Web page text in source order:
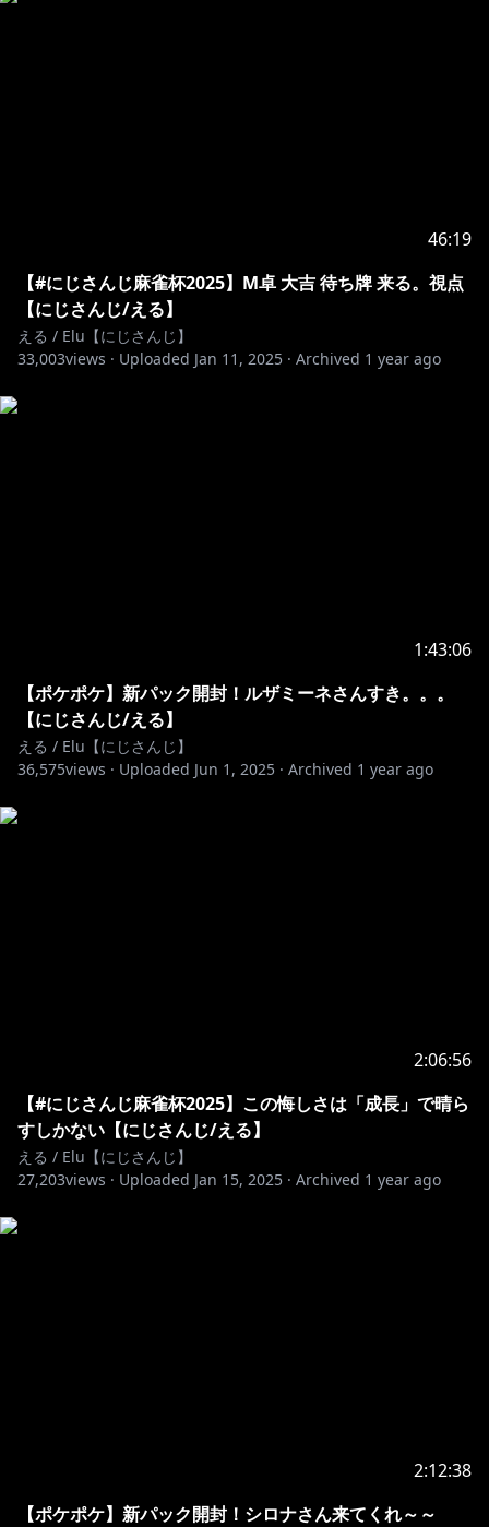
・メンバーバッジイラスト 礫粉さん(@rekicon_)
・メンバー絵文字イラスト 茶器。さん
(@chakichakichaki)、ぶんぶんさん(@bn__bn_)
・スパチャ、メンバー加入表示イラスト 礫粉さん
46:19
【#にじさんじ麻雀杯2025】M卓 大吉 待ち牌 来る。視点
【にじさんじ/える】
える / Elu【にじさんじ】
33,003views · Uploaded Jan 11, 2025 · Archived 1 year ago
1:43:06
【ポケポケ】新パック開封！ルザミーネさんすき。。。
【にじさんじ/える】
える / Elu【にじさんじ】
36,575views · Uploaded Jun 1, 2025 · Archived 1 year ago
2:06:56
【#にじさんじ麻雀杯2025】この悔しさは「成長」で晴ら
すしかない【にじさんじ/える】
える / Elu【にじさんじ】
27,203views · Uploaded Jan 15, 2025 · Archived 1 year ago
2:12:38
【ポケポケ】新パック開封！シロナさん来てくれ～～